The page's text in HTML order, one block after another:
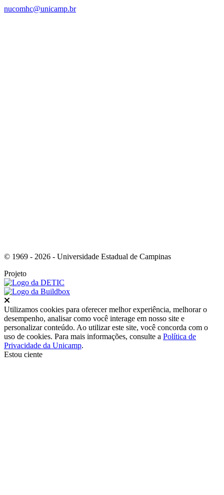
nucomhc@unicamp.br
© 1969 - 2026 - Universidade Estadual de Campinas
Projeto
Utilizamos cookies para oferecer melhor experiência, melhorar o
desempenho, analisar como você interage em nosso site e
personalizar conteúdo. Ao utilizar este site, você concorda com o
uso de cookies. Para mais informações, consulte a Política de
Privacidade da Unicamp.
Estou ciente